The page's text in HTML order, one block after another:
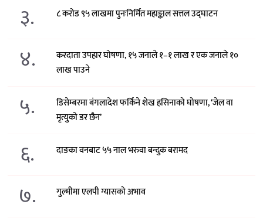
३. ८ करोड ९५ लाखमा पुनःनिर्मित महाङ्काल सत्तल उद्घाटन
४.
करदाता उपहार घोषणा, १५ जनाले १–१ लाख र एक जनाले १०
लाख पाउने
५.
डिसेम्बरमा बंगलादेश फर्किने शेख हसिनाको घोषणा, ‘जेल वा
मृत्युको डर छैन’
६. दाङका वनबाट ५५ नाल भरुवा बन्दुक बरामद
७. गुल्मीमा एलपी ग्यासको अभाव